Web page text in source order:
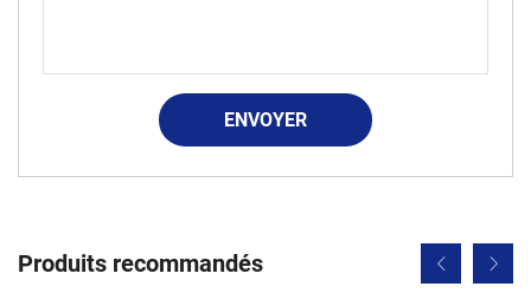
ENVOYER
Produits recommandés